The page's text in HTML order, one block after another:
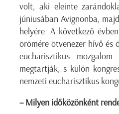
volt, aki eleinte
júniusában Avignonba,
helyére. A következő
örömére ötvenezer hívő és
eucharisztikus
megtartják, s külön
nemzeti eucharisztikus
– Milyen időközönként